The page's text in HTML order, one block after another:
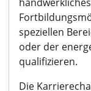
speziellen
oder der
qualifizieren.
Die